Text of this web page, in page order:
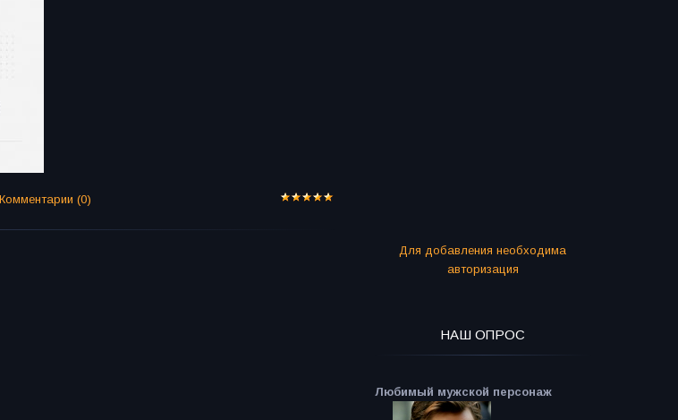
Комментарии (0)
Для добавления необходима
авторизация
НАШ ОПРОС
Любимый мужской персонаж